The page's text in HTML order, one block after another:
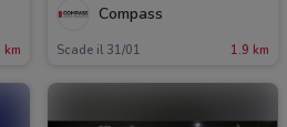
km
Compass
Scade il 31/01 1.9 km